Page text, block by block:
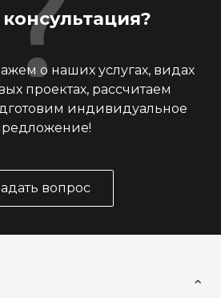
о наших услугах, видах
проектах, рассчитаем
индивидуальное
вопрос